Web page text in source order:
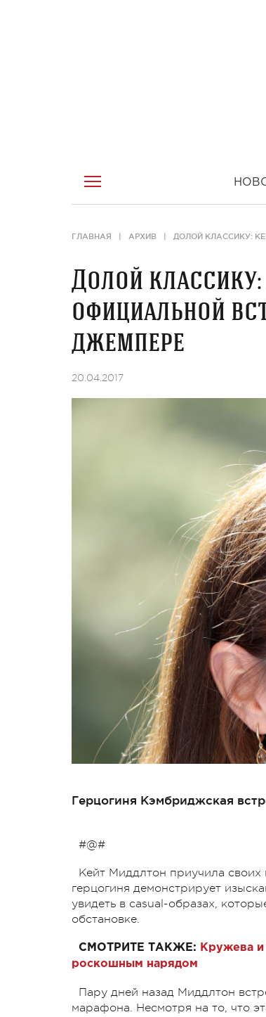
ГЛАВНАЯ АРХИВ ДОЛОЙ КЛАССИКУ:
Долой
официальной
джемпере
20.04.2017
Герцогиня Кэмбриджская
#@#
Кейт Миддлтон приучила своих
герцогиня демонстрирует
увидеть в casual-образах,
обстановке.
СМОТРИТЕ ТАКЖЕ: Кружева
роскошным нарядом
Пару дней назад Миддлтон
марафона. Несмотря на то, что